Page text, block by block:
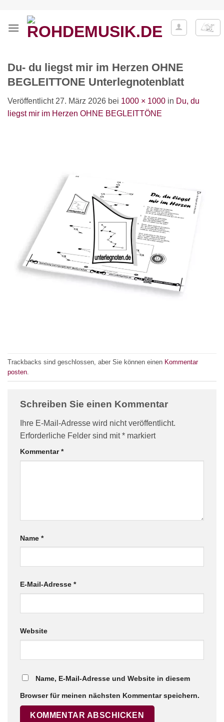
springen
Du- du liegst mir im Herzen OHNE
BEGLEITTONE Unterlegnotenblatt
Veröffentlicht 27. März 2026 bei 1000 × 1000 in Du, du
liegst mir im Herzen OHNE BEGLEITTÖNE
Trackbacks sind geschlossen, aber Sie können einen Kommentar
posten
Schreiben Sie einen Kommentar
Ihre E-Mail-Adresse wird nicht veröffentlicht.
Erforderliche Felder sind mit* markiert
Kommentar*
Name *
E-Mail-Adresse *
Website
Name, E-Mail-Adresse und Website in diesem
Browser für meinen nächsten Kommentar speichern.
Chat Support